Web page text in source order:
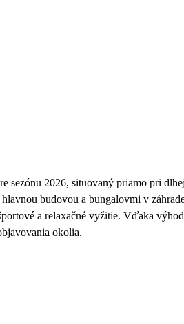
sezónu 2026, situovaný priamo pri
budovou a bungalovmi v
a relaxačné vyžitie. Vďaka
okolia.